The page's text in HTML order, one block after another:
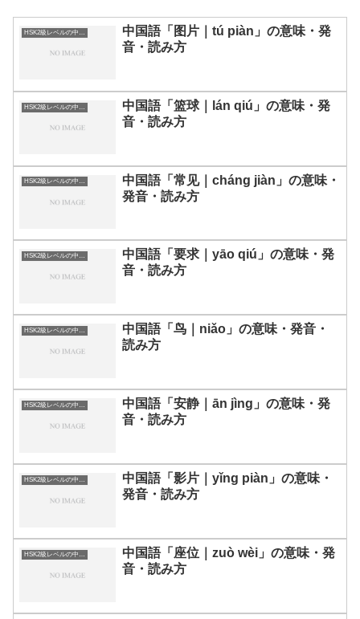
中国語「图片｜tú piàn」の意味・発
音・読み方
中国語「篮球｜lán qiú」の意味・発
音・読み方
HSK2級レベルの中国語
中国語「常见｜cháng jiàn」の意味・
発音・読み方
HSK2級レベルの中国語
中国語「要求｜yāo qiú」の意味・発
音・読み方
HSK2級レベルの中国語
中国語「鸟｜niǎo」の意味・発音・
読み方
HSK2級レベルの中国語
中国語「安静｜ān jìng」の意味・発
音・読み方
HSK2級レベルの中国語
中国語「影片｜yǐng piàn」の意味・
発音・読み方
HSK2級レベルの中国語
中国語「座位｜zuò wèi」の意味・発
音・読み方